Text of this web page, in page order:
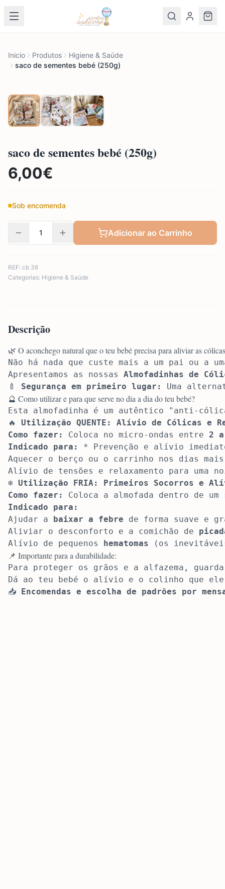
Inicio Produtos
Higiene & Saúde
saco de sementes bebé (250g)
saco de sementes bebé (250g)
6,00€
Sob encomenda
Adicionar ao Carrinho
REF: cb 36
Categorias: Higiene & Saúde
Descrição
🌿 O aconchego natural que o teu bebé precisa para aliviar as
Não há nada que custe mais a um pai ou a
Apresentamos as nossas Almofadinhas de
🍼 Segurança em primeiro lugar: Uma
🔮 Como utilizar e para que serve no dia a dia do teu bebé?
Esta almofadinha é um autêntico "anti-
🔥 Utilização QUENTE: Alívio de Cólicas e
Como fazer:
Coloca no micro-ondas entre 2
Indicado para:
* Prevenção e alívio
Aquecer o berço ou o carrinho nos dias
Alívio de tensões e relaxamento para uma
❄️ Utilização FRIA: Primeiros Socorros e
Como fazer:
Coloca a almofada dentro de
Indicado para:
Ajudar a baixar a febre de forma suave e
Aliviar o desconforto e a comichão de
Alívio de pequenos hematomas (os
📌 Importante para a durabilidade:
Para proteger os grãos e a alfazema,
Dá ao teu bebé o alívio e o colinho que
📥 Encomendas e escolha de padrões por